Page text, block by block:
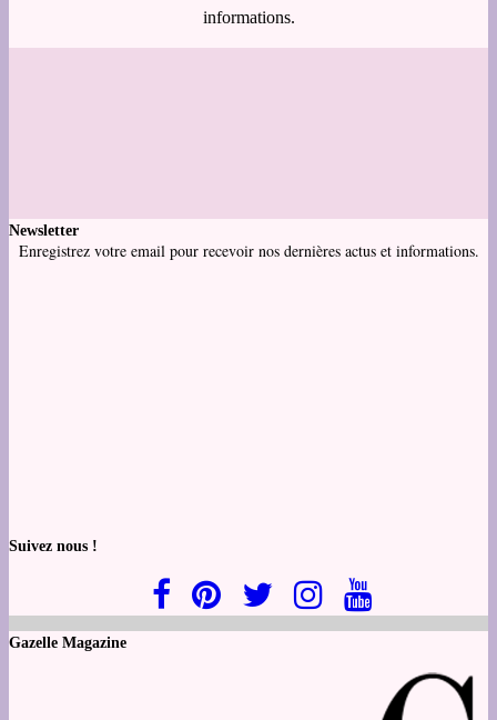
informations.
Newsletter
Enregistrez votre email pour recevoir nos dernières actus et informations.
Suivez nous !
Gazelle Magazine